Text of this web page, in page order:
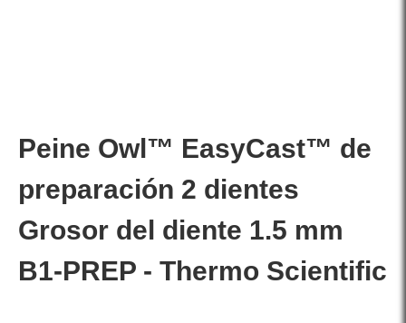
Peine Owl™ EasyCast™ de
preparación 2 dientes
Grosor del diente 1.5 mm
B1-PREP - Thermo Scientific